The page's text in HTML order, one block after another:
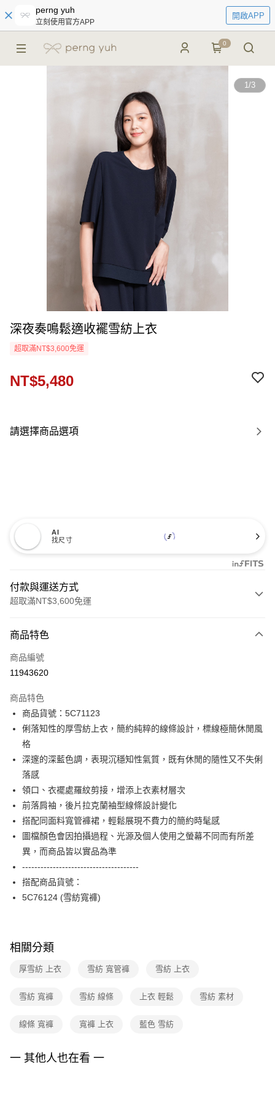
perng yuh
立刻使用官方APP
開啟APP
0
1/3
深夜奏鳴鬆適收襬雪紡上衣
超取滿NT$3,600免運
NT$5,480
請選擇商品選項
AI
找尺寸
付款與運送方式
超取滿NT$3,600免運
信用卡一次付款
信用卡分期付款
合作金庫商業銀行
華南商業銀行
上海商業儲蓄銀行
台北富邦商業銀行
國泰世華商業銀行
臺灣中小企業銀行
台中商業銀行
匯豐（台灣）商業銀行
聯邦商業銀行
元大商業銀行
永豐商業銀行
玉山商業銀行
星展（台灣）商業銀行
台新國際商業銀行
中國信託商業銀行
台灣樂天信用卡公司
LINE Pay
Apple Pay
街口支付
AFTEE先享後付
相關說明
【關於「AFTEE先享後付」】
AFTEE先享後付是「在收到商品之後才付款」的支付方式。 讓您購物簡單
便利好安心！
１．簡單：不需註冊會員、不需綁卡、不需儲值。
２．便利：只要手機號碼，簡訊認證，即可結帳。
【「AFTEE先享後付」結帳流程】
１．於結帳方式選擇「AFTEE先享後付」後，將跳轉至「AFTEE先享後付」
結帳頁面，進行簡訊認證並確認金額後，即可完成結帳。
※ 請注意：結帳手續完成當下不需立刻繳費，但若您需要取消訂單，請聯絡
後付繳納相關費用。
是否繳費成功／繳費後需取消欲退款等相關疑問，請聯繫「AFTEE先享後付
【注意事項】
權轉讓予恩沛科技股份有限公司。
付款後全家FamilyMart取貨
每筆NT$90，滿NT$3,600(含以上)免運費
付款後7-11取貨
黑貓宅配
每筆NT$200，滿NT$8,000(含以上)免運費
付款後門市自取
商品特色
商品編號
11943620
商品特色
商品貨號：5C71123
俐落知性的厚雪紡上衣，簡約純粹的線條設計，標線極簡休閒風
格
深邃的深藍色調，表現沉穩知性氣質，既有休閒的隨性又不失俐
落感
領口、衣襬處羅紋剪接，增添上衣素材層次
前落肩袖，後片拉克蘭袖型線條設計變化
搭配同面料寬管褲裙，輕鬆展現不費力的簡約時髦感
圖檔顏色會因拍攝過程、光源及個人使用之螢幕不同而有所差
異，而商品皆以實品為準
--------------------------------------
搭配商品貨號：
5C76124 (雪紡寬褲)
相關分類
厚雪紡 上衣 雪紡 寬管褲 雪紡 上衣
雪紡 寬褲 雪紡 線條 上衣 輕鬆 雪紡 素材
線條 寬褲 寬褲 上衣 藍色 雪紡
一 其他人也在看 一